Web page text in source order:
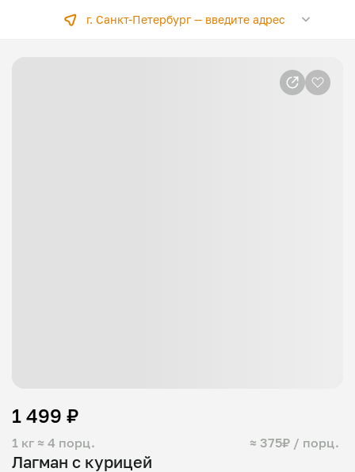
г. Санкт-Петербург —введите адрес
Лагман с курицей
1 кг ≈ 4 порц. ≈ 375₽ / порц.
1 499 ₽